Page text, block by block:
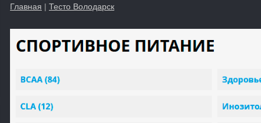
Главная | Тесто Володарск